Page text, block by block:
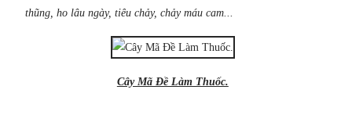
thũng, ho lâu ngày, tiêu chảy, chảy máu cam...
Cây Mã Đề Làm Thuốc.